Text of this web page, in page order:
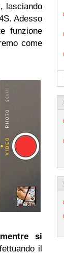
lasciando
Adesso
funzione
come
si
il